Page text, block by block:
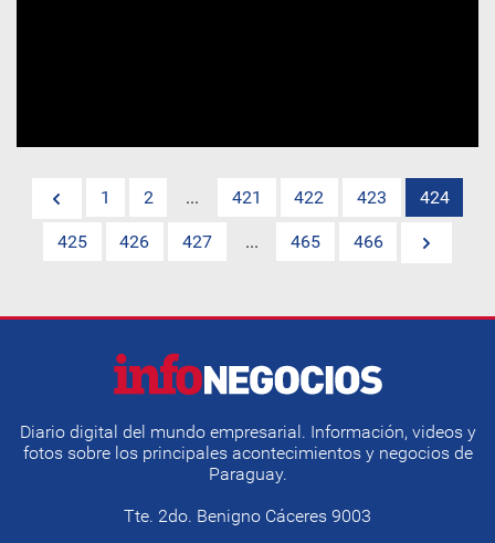
1 2 ... 421 422 423 424
425 426 427 ... 465 466
Diario digital del mundo empresarial. Información, videos y
fotos sobre los principales acontecimientos y negocios de
Paraguay.
Tte. 2do. Benigno Cáceres 9003